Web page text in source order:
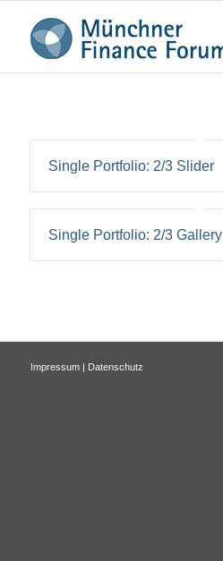
Single Portfolio: 2/3 Slider
Single Portfolio: 2/3 Gallery
Impressum| Datenschutz